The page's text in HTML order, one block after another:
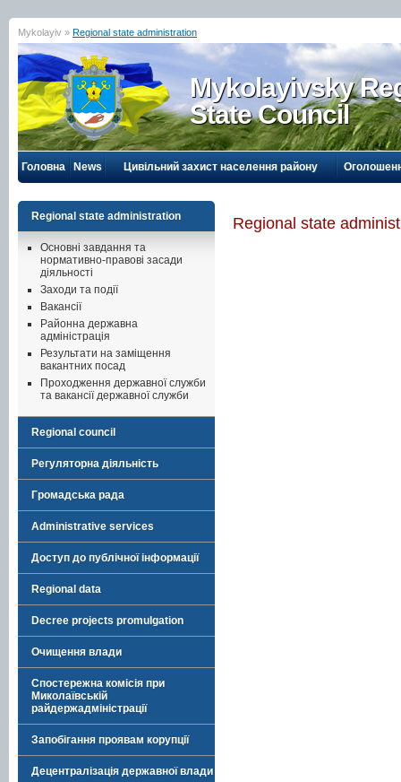
Mykolayiv » Regional state administration
Mykolayivsky
State Council
Головна News Цивільний захист населення району
Regional state administration
Основні завдання та
нормативно-правові засади
діяльності
Заходи та події
Вакансії
Районна державна
адміністрація
Результати на заміщення
вакантних посад
Проходження державної служби
та вакансії державної служби
Regional council
Регуляторна діяльність
Громадська рада
Administrative services
Доступ до публічної інформації
Regional data
Decree projects promulgation
Очищення влади
Спостережна комісія при
Миколаївській
райдержадміністрації
Запобігання проявам корупції
Децентралізація державної влади
Regional state